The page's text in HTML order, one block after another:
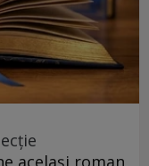
același roman,